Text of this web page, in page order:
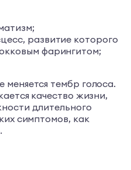
развитие которого
фарингитом;
тембр голоса.
качество жизни,
длительного
симптомов, как